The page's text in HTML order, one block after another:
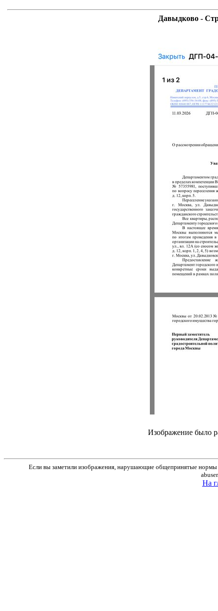
Давыдково -
Изображение было
Если вы заметили изображения, нарушающие общепринятые нормы
На